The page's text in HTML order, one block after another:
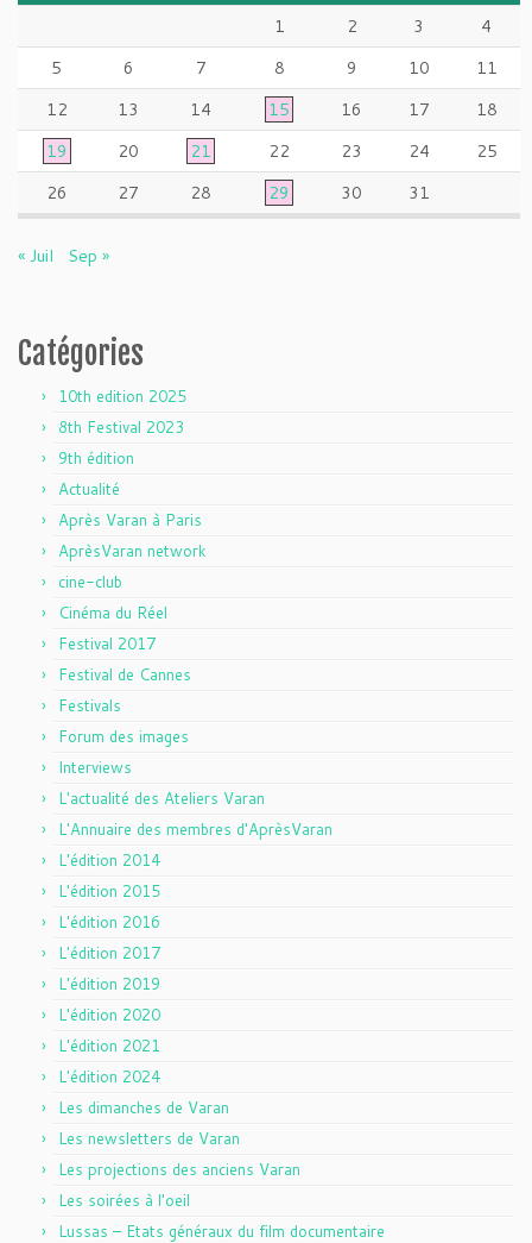
1 2 3
4
5
6 7 8 9 10
11
12
13 14 15 16 17
18
19
20 21 22 23 24
25
26
27 28 29 30 31
« Juil Sep »
Catégories
10th edition 2025
8th Festival 2023
9th édition
Actualité
Après Varan à Paris
AprèsVaran network
cine-club
Cinéma du Réel
Festival 2017
Festival de Cannes
Festivals
Forum des images
Interviews
L'actualité des Ateliers Varan
L'Annuaire des membres d'AprèsVaran
L'édition 2014
L'édition 2015
L'édition 2016
L'édition 2017
L'édition 2019
L'édition 2020
L'édition 2021
L'édition 2024
Les dimanches de Varan
Les newsletters de Varan
Les projections des anciens Varan
Les soirées à l'oeil
Lussas – Etats généraux du film documentaire